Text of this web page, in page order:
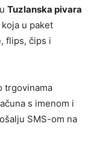
Tuzlanska pivara
koja u paket
flips, čips i
trgovinama
s imenom i
SMS-om na